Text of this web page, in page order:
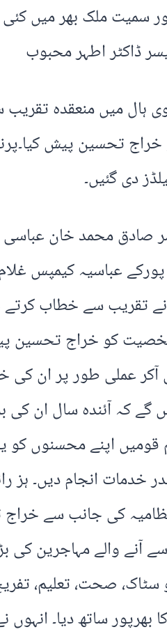
ملک بھر میں کئی
ڈاکٹر اطہر محبوب
میں منعقدہ تقریب
تحسین پیش
دی گئیں۔
صادق محمد خان
پورکے عباسیہ کیمپس
تقریب سے خطاب
کو خراج تحسین
عملی طور پر ان کی
کہ آئندہ سال ان کی
اپنے محسنوں کو
خدمات انجام دیں۔ ہز
کی جانب سے خراج
والے مہاجرین کی
صحت، تعلیم،
بھرپور ساتھ دیا۔